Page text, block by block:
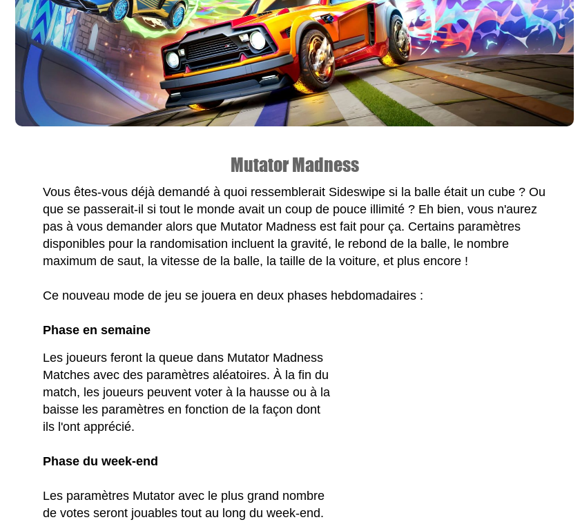
Mutator Madness
Vous êtes-vous déjà demandé à quoi ressemblerait Sideswipe si la balle était un cube ? Ou
que se passerait-il si tout le monde avait un coup de pouce illimité ? Eh bien, vous n'aurez
pas à vous demander alors que Mutator Madness est fait pour ça. Certains paramètres
disponibles pour la randomisation incluent la gravité, le rebond de la balle, le nombre
maximum de saut, la vitesse de la balle, la taille de la voiture, et plus encore !
Ce nouveau mode de jeu se jouera en deux phases hebdomadaires :
Phase en semaine
Les joueurs feront la queue dans Mutator Madness
Matches avec des paramètres aléatoires. À la fin du
match, les joueurs peuvent voter à la hausse ou à la
baisse les paramètres en fonction de la façon dont
ils l'ont apprécié.
Phase du week-end
Les paramètres Mutator avec le plus grand nombre
de votes seront jouables tout au long du week-end.